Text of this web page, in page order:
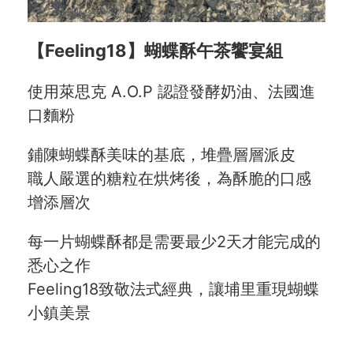
【Feeling18】蝴蝶酥午茶饗宴組
使用萊思克 A.O.P 認證發酵奶油、法國進
口麵粉
鋪陳蝴蝶酥美味的基底，堆疊層層派皮
職人嚴選的糖粒在烘烤後，為酥脆的口感
增添層次
每一片蝴蝶酥都是需要最少2天才能完成的
悉心之作
Feeling18致敬法式經典，讓埔里重現蝴蝶
小鎮美景